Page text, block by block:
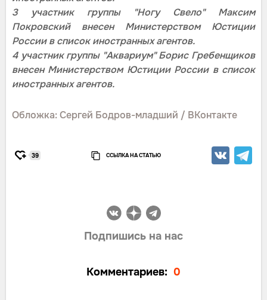
3 участник группы "Ногу Свело" Максим
Покровский внесен Министерством Юстиции
России в список иностранных агентов.
4 участник группы "Аквариум" Борис Гребенщиков
внесен Министерством Юстиции России в список
иностранных агентов.
Обложка: Сергей Бодров-младший / ВКонтакте
39 ССЫЛКА НА СТАТЬЮ
Подпишись на нас
Комментариев: 0